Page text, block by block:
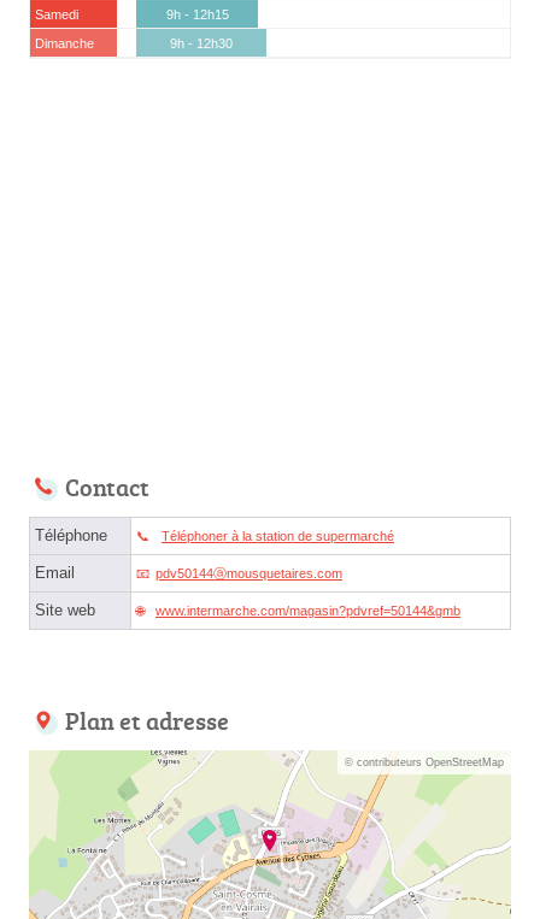
Samedi
9h - 12h15
Dimanche
9h - 12h30
Contact
Téléphone Téléphoner à la station de supermarché
Email pdv50144ⓐmousquetaires.com
Site web www.intermarche.com/magasin?pdvref=50144&gmb
Plan et adresse
© contributeurs OpenStreetMap